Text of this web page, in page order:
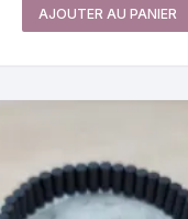
AJOUTER AU PANIER